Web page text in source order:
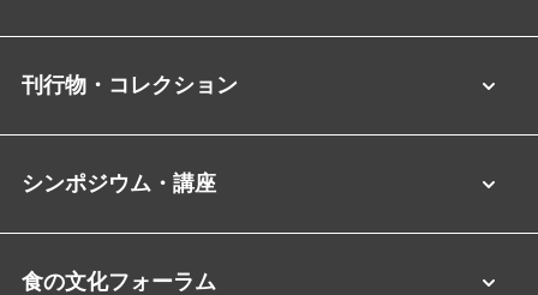
刊行物・コレクション
シンポジウム・講座
食の文化フォーラム